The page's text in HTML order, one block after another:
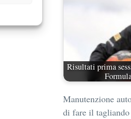
Risultati prima
Manutenzione
di fare il